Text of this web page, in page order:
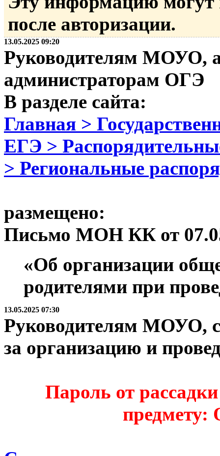
после авторизации.
13.05.2025 09:20
Руководителям МОУО,
администраторам ОГЭ
В разделе сайта:
Главная >
ЕГЭ >
> Региональные
размещено:
Письмо МОН КК от
«Об организации
родителями при
13.05.2025 07:30
Руководителям МОУО,
за организацию и
Пароль от
предмету: